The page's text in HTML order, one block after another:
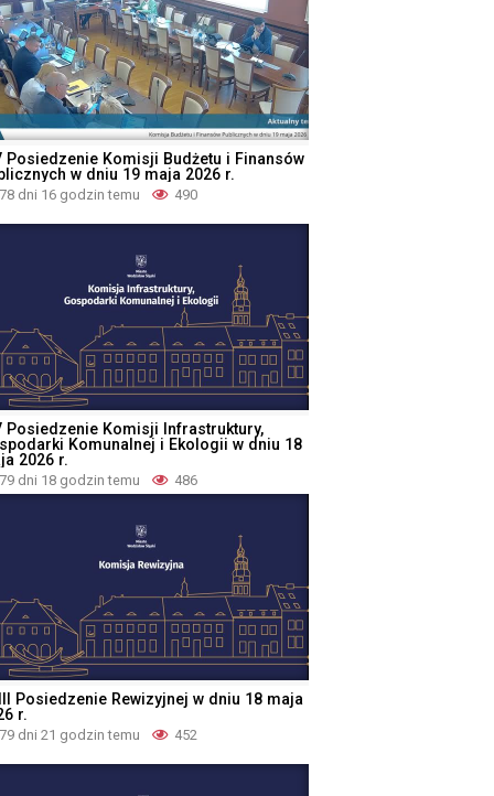
Posiedzenie Komisji Budżetu i Finansów
w dniu 19 maja 2026 r.
78 dni 16 godzin temu 490
Posiedzenie Komisji Infrastruktury,
Komunalnej i Ekologii w dniu 18
2026 r.
79 dni 18 godzin temu 486
Posiedzenie Rewizyjnej w dniu 18 maja
r.
79 dni 21 godzin temu 452